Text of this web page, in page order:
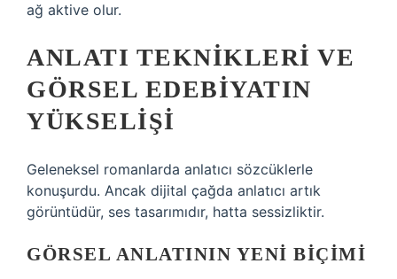
ağ aktive olur.
ANLATI TEKNIKLERI VE
GÖRSEL EDEBIYATIN
YÜKSELIŞI
Geleneksel romanlarda anlatıcı sözcüklerle
konuşurdu. Ancak dijital çağda anlatıcı artık
görüntüdür, ses tasarımıdır, hatta sessizliktir.
GÖRSEL ANLATININ YENI BIÇIMI